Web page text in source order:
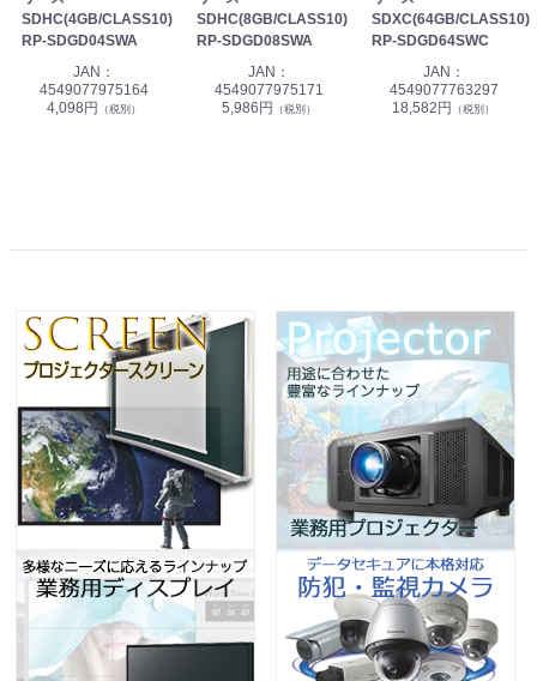
SDHC(4GB/CLASS10)
RP-SDGD04SWA
JAN：
4549077975164
4,098円
（税別）
SDHC(8GB/CLASS10)
RP-SDGD08SWA
JAN：
4549077975171
5,986円
（税別）
SDXC(64GB/CLASS10)
RP-SDGD64SWC
JAN：
4549077763297
18,582円
（税別）